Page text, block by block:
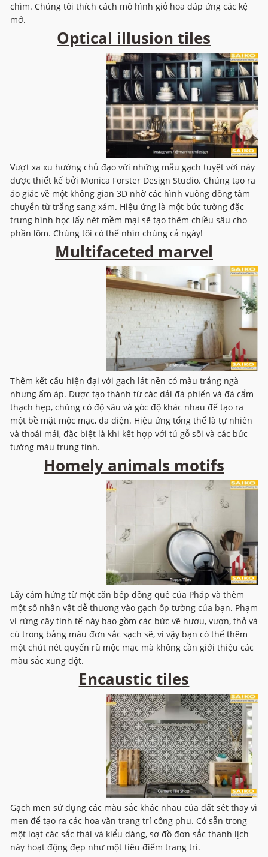
chìm. Chúng tôi thích cách mô hình giỏ hoa đáp ứng các kệ
mở.
Optical illusion tiles
Vượt xa xu hướng chủ đạo với những mẫu gạch tuyệt vời này
được thiết kế bởi Monica Förster Design Studio. Chúng tạo ra
ảo giác về một không gian 3D nhờ các hình vuông đồng tâm
chuyển từ trắng sang xám. Hiệu ứng là một bức tường đặc
trưng hình học lấy nét mềm mại sẽ tạo thêm chiều sâu cho
phần lõm. Chúng tôi có thể nhìn chúng cả ngày!
Multifaceted marvel
Thêm kết cấu hiện đại với gạch lát nền có màu trắng ngà
nhưng ấm áp. Được tạo thành từ các dải đá phiến và đá cẩm
thạch hẹp, chúng có độ sâu và góc độ khác nhau để tạo ra
một bề mặt mộc mạc, đa diện. Hiệu ứng tổng thể là tự nhiên
và thoải mái, đặc biệt là khi kết hợp với tủ gỗ sồi và các bức
tường màu trung tính.
Homely animals motifs
Lấy cảm hứng từ một căn bếp đồng quê của Pháp và thêm
một số nhân vật dễ thương vào gạch ốp tường của bạn. Phạm
vi rừng cây tinh tế này bao gồm các bức vẽ hươu, vượn, thỏ và
cú trong bảng màu đơn sắc sạch sẽ, vì vậy bạn có thể thêm
một chút nét quyến rũ mộc mạc mà không cần giới thiệu các
màu sắc xung đột.
Encaustic tiles
Gạch men sử dụng các màu sắc khác nhau của đất sét thay vì
men để tạo ra các hoa văn trang trí công phu. Có sẵn trong
một loạt các sắc thái và kiểu dáng, sơ đồ đơn sắc thanh lịch
này hoạt động đẹp như một tiêu điểm trang trí.